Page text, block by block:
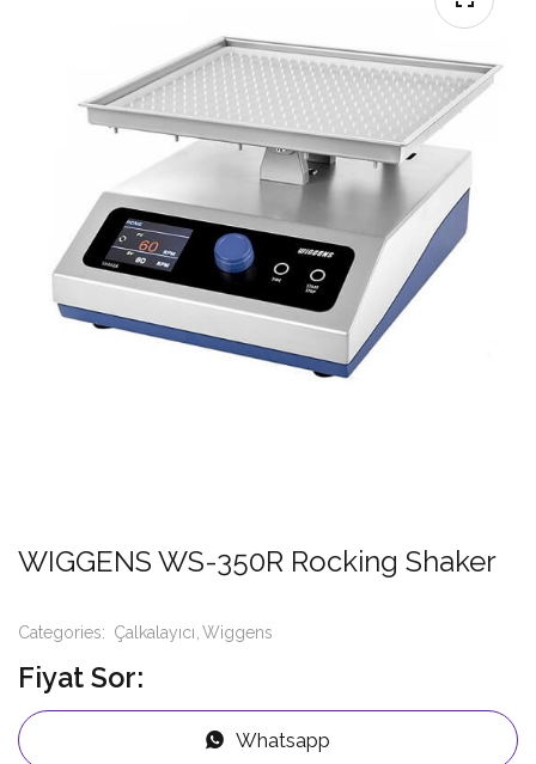
WIGGENS WS-350R Rocking Shaker
Categories: Çalkalayıcı Wiggens
Fiyat Sor:
Whatsapp